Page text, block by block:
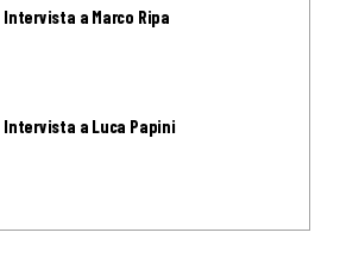
Intervista a Marco Ripa
Intervista a Luca Papini